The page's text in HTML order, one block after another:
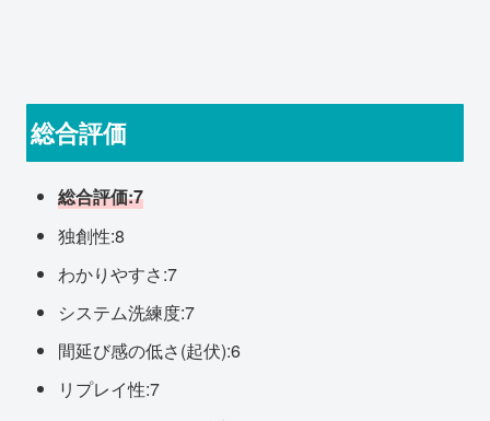
総合評価
総合評価:7
独創性:8
わかりやすさ:7
システム洗練度:7
間延び感の低さ(起伏):6
リプレイ性:7